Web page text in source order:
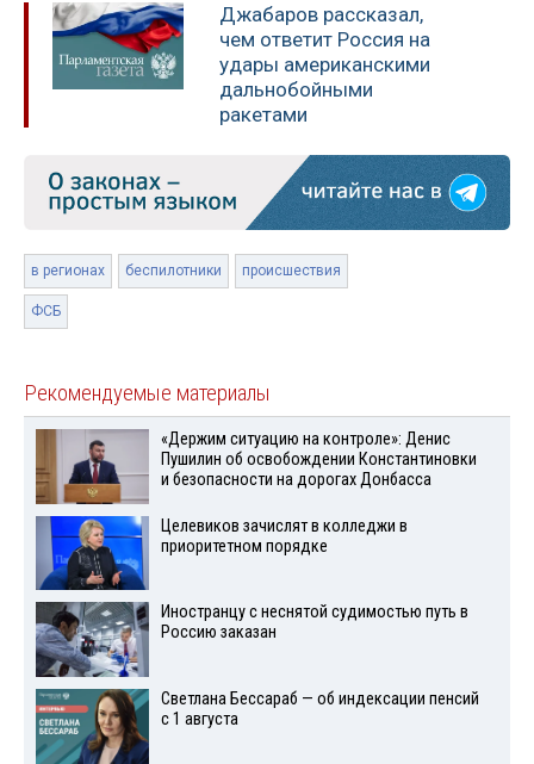
Джабаров рассказал,
чем ответит Россия на
удары американскими
дальнобойными
ракетами
в регионах беспилотники происшествия
ФСБ
Рекомендуемые материалы
«Держим ситуацию на контроле»: Денис
Пушилин об освобождении Константиновки
и безопасности на дорогах Донбасса
Целевиков зачислят в колледжи в
приоритетном порядке
Иностранцу с неснятой судимостью путь в
Россию заказан
Светлана Бессараб — об индексации пенсий
с 1 августа